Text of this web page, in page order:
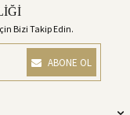
Bizi Takip Edin.
ABONE OL